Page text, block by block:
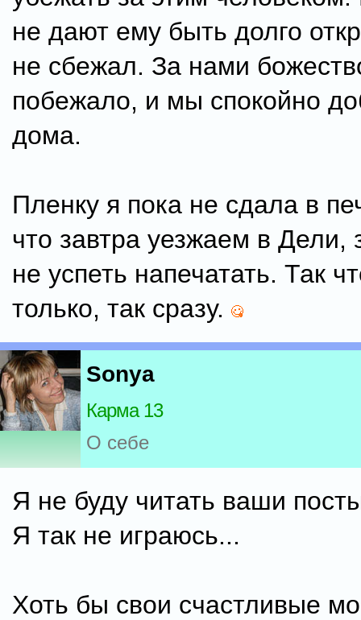
не дают ему быть долго
не сбежал. За нами
побежало, и мы спокойно
дома.
Пленку я пока не сдала в
что завтра уезжаем в Дели,
не успеть напечатать. Так
только, так сразу.
Sonya
Карма 13
О себе
Я не буду читать ваши
Я так не играюсь...
Хоть бы свои счастливые